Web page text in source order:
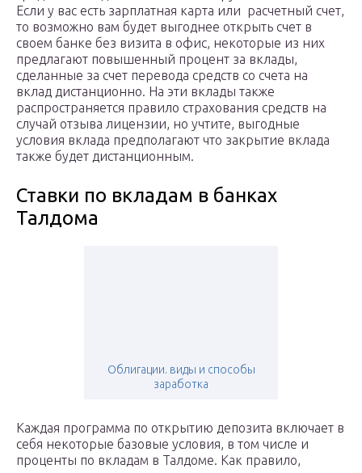
Если у вас есть зарплатная карта или расчетный счет,
то возможно вам будет выгоднее открыть счет в
своем банке без визита в офис, некоторые из них
предлагают повышенный процент за вклады,
сделанные за счет перевода средств со счета на
вклад дистанционно. На эти вклады также
распространяется правило страхования средств на
случай отзыва лицензии, но учтите, выгодные
условия вклада предполагают что закрытие вклада
также будет дистанционным.
Ставки по вкладам в банках
Талдома
Облигации. виды и способы
заработка
Каждая программа по открытию депозита включает в
себя некоторые базовые условия, в том числе и
проценты по вкладам в Талдоме. Как правило,